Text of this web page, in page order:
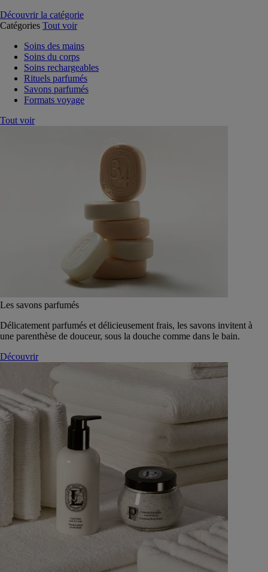
Découvrir la catégorie
Catégories Tout voir
Soins des mains
Soins du corps
Soins rechargeables
Rituels parfumés
Savons parfumés
Formats voyage
Tout voir
Les savons parfumés
Délicatement parfumés et délicieusement frais, les savons invitent à
une parenthèse de douceur, sous la douche comme dans le bain.
Découvrir